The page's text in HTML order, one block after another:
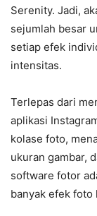
Serenity. Jadi,
sejumlah besar
setiap efek
intensitas.
Terlepas dari
aplikasi
kolase foto,
ukuran gambar,
software fotor
banyak efek foto